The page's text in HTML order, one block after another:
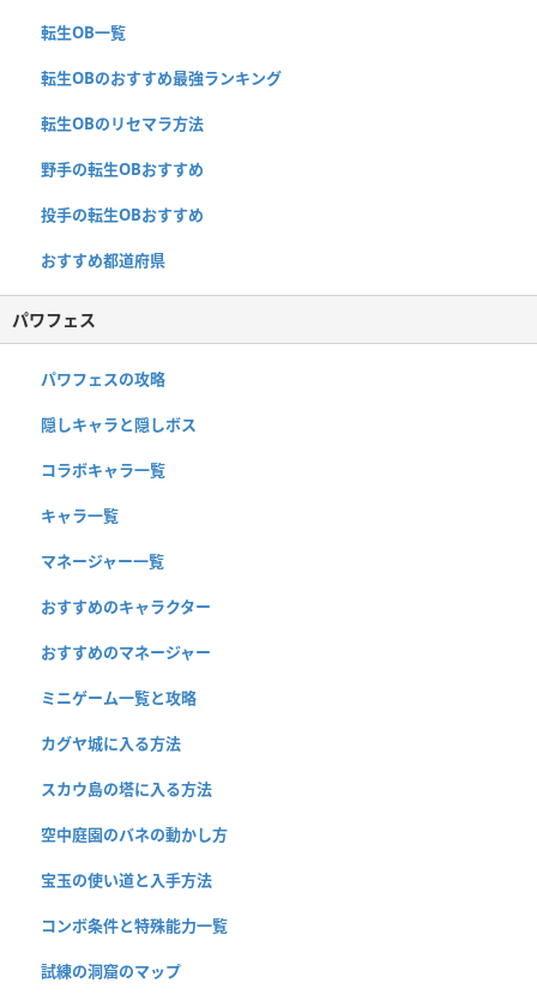
転生OB一覧
転生OBのおすすめ最強ランキング
転生OBのリセマラ方法
野手の転生OBおすすめ
投手の転生OBおすすめ
おすすめ都道府県
パワフェス
パワフェスの攻略
隠しキャラと隠しボス
コラボキャラ一覧
キャラ一覧
マネージャー一覧
おすすめのキャラクター
おすすめのマネージャー
ミニゲーム一覧と攻略
カグヤ城に入る方法
スカウ島の塔に入る方法
空中庭園のバネの動かし方
宝玉の使い道と入手方法
コンボ条件と特殊能力一覧
試練の洞窟のマップ